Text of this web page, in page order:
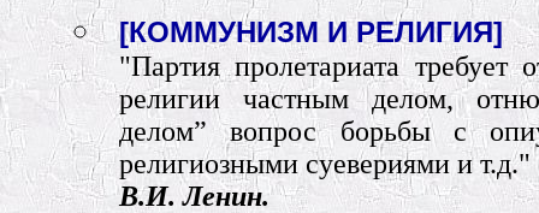
[КОММУНИЗМ И РЕЛИГИЯ]
"Партия пролетариата требует
религии частным делом,
делом” вопрос борьбы с
религиозными суевериями и т.д."
В.И. Ленин.